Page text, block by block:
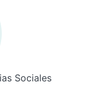
Sociales